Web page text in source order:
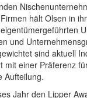
hält Olsen in
und
sind aktuell
einer Präferenz
Aufteilung.
Jahr den Lipper